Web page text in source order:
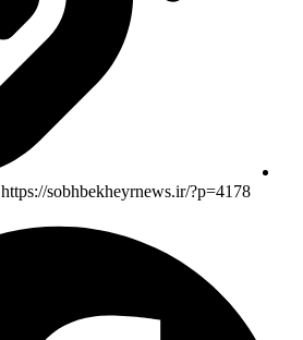
https://sobhbekheyrnews.ir/?p=4178